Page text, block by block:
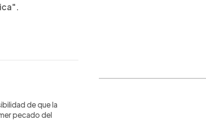
de que la
pecado del